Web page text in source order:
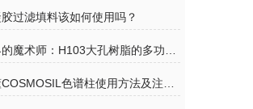
过滤填料该如何使用吗？